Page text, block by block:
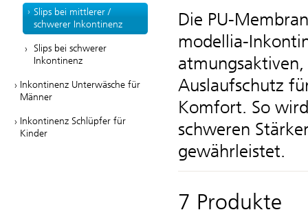
Slips bei mittlerer /
schwerer Inkontinenz
Slips bei schwerer
Inkontinenz
Inkontinenz Unterwäsche für
Männer
Inkontinenz Schlüpfer für
Kinder
Die PU-
modellia-
Auslaufschutz
Komfort. So
schweren
gewährleistet.
7 Produkte